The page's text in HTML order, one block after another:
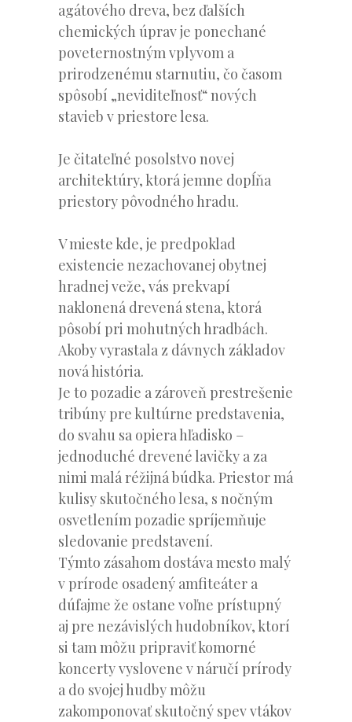
agátového dreva, bez ďalších
chemických úprav je ponechané
poveternostným vplyvom a
prirodzenému starnutiu, čo časom
spôsobí „neviditeľnosť“ nových
stavieb v priestore lesa.
Je čitateľné posolstvo novej
architektúry, ktorá jemne dopĺňa
priestory pôvodného hradu.
V mieste kde, je predpoklad
existencie nezachovanej obytnej
hradnej veže, vás prekvapí
naklonená drevená stena, ktorá
pôsobí pri mohutných hradbách.
Akoby vyrastala z dávnych základov
nová história.
Je to pozadie a zároveň prestrešenie
tribúny pre kultúrne predstavenia,
do svahu sa opiera hľadisko –
jednoduché drevené lavičky a za
nimi malá réžijná búdka. Priestor má
kulisy skutočného lesa, s nočným
osvetlením pozadie spríjemňuje
sledovanie predstavení.
Týmto zásahom dostáva mesto malý
v prírode osadený amfiteáter a
dúfajme že ostane voľne prístupný
aj pre nezávislých hudobníkov, ktorí
si tam môžu pripraviť komorné
koncerty vyslovene v náručí prírody
a do svojej hudby môžu
zakomponovať skutočný spev vtákov